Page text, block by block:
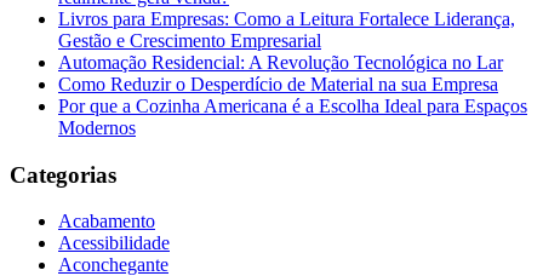
Livros para Empresas: Como a Leitura Fortalece Liderança,
Gestão e Crescimento Empresarial
Automação Residencial: A Revolução Tecnológica no Lar
Como Reduzir o Desperdício de Material na sua Empresa
Por que a Cozinha Americana é a Escolha Ideal para Espaços
Modernos
Categorias
Acabamento
Acessibilidade
Aconchegante